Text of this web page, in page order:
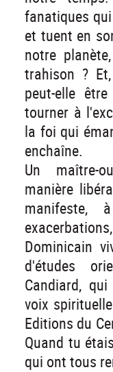
fanatiques
et tuent en
notre
trahison ?
peut-elle
tourner à
la foi qui
enchaîne.
Un maître-
manière
manifeste,
Dominicain
d'études
Candiard,
voix
Editions du
Quand tu
qui ont tous